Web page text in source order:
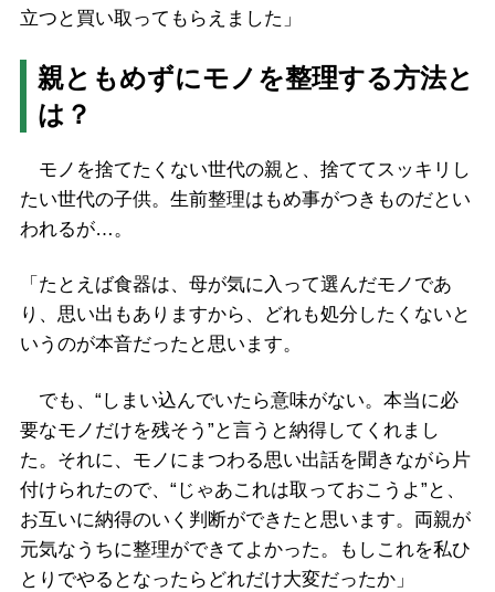
立つと買い取ってもらえました」
親ともめずにモノを整理する方法と
は？
モノを捨てたくない世代の親と、捨ててスッキリし
たい世代の子供。生前整理はもめ事がつきものだとい
われるが…。
「たとえば食器は、母が気に入って選んだモノであ
り、思い出もありますから、どれも処分したくないと
いうのが本音だったと思います。
でも、“しまい込んでいたら意味がない。本当に必
要なモノだけを残そう”と言うと納得してくれまし
た。それに、モノにまつわる思い出話を聞きながら片
付けられたので、“じゃあこれは取っておこうよ”と、
お互いに納得のいく判断ができたと思います。両親が
元気なうちに整理ができてよかった。もしこれを私ひ
とりでやるとなったらどれだけ大変だったか」